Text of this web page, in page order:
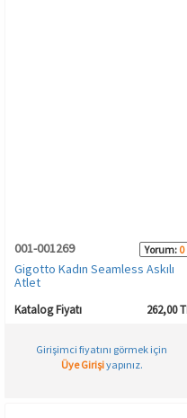
001-001269 Yorum: 0
Gigotto Kadın Seamless Askılı
Atlet
Katalog Fiyatı 262,00
Girişimci fiyatını görmek için
Üye Girişiyapınız.